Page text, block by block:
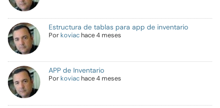
Estructura de tablas para app de inventario
Por koviac hace 4 meses
APP de Inventario
Por koviac hace 4 meses